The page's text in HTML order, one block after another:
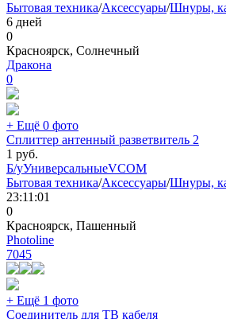
Бытовая техника/Аксессуары/Шнуры,
6 дней
0
Красноярск, Солнечный
Дракона
0
+ Ещё 0 фото
Сплиттер антенный разветвитель 2
1 руб.
Б/уУниверсальныеVCOM
Бытовая техника/Аксессуары/Шнуры,
23:11:01
0
Красноярск, Пашенный
Photoline
7045
+ Ещё 1 фото
Соединитель для ТВ кабеля